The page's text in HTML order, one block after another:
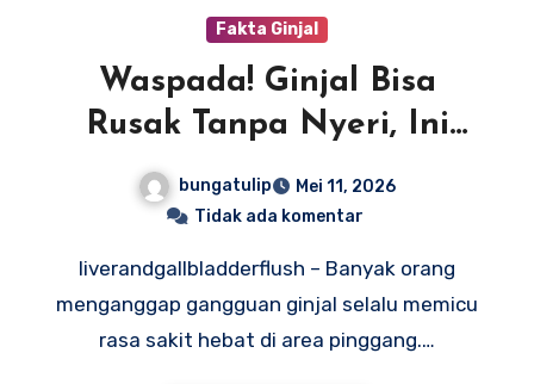
Fakta Ginjal
Waspada! Ginjal Bisa
Rusak Tanpa Nyeri, Ini
Tanda Awalnya
bungatulip
Mei 11, 2026
Tidak ada komentar
liverandgallbladderflush – Banyak orang
menganggap gangguan ginjal selalu memicu
rasa sakit hebat di area pinggang.…